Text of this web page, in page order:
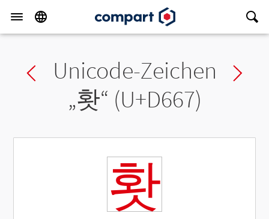
Previous char
Unicode-Zeichen
„홧“ (U+D667)
홧